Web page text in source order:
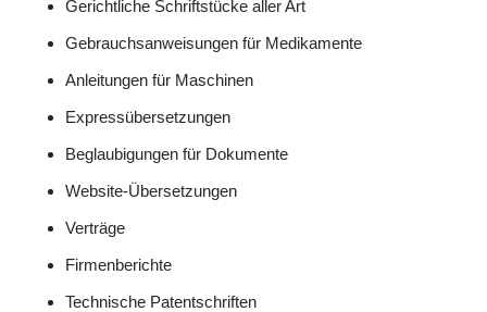
Gerichtliche Schriftstücke aller Art
Gebrauchsanweisungen für Medikamente
Anleitungen für Maschinen
Expressübersetzungen
Beglaubigungen für Dokumente
Website-Übersetzungen
Verträge
Firmenberichte
Technische Patentschriften